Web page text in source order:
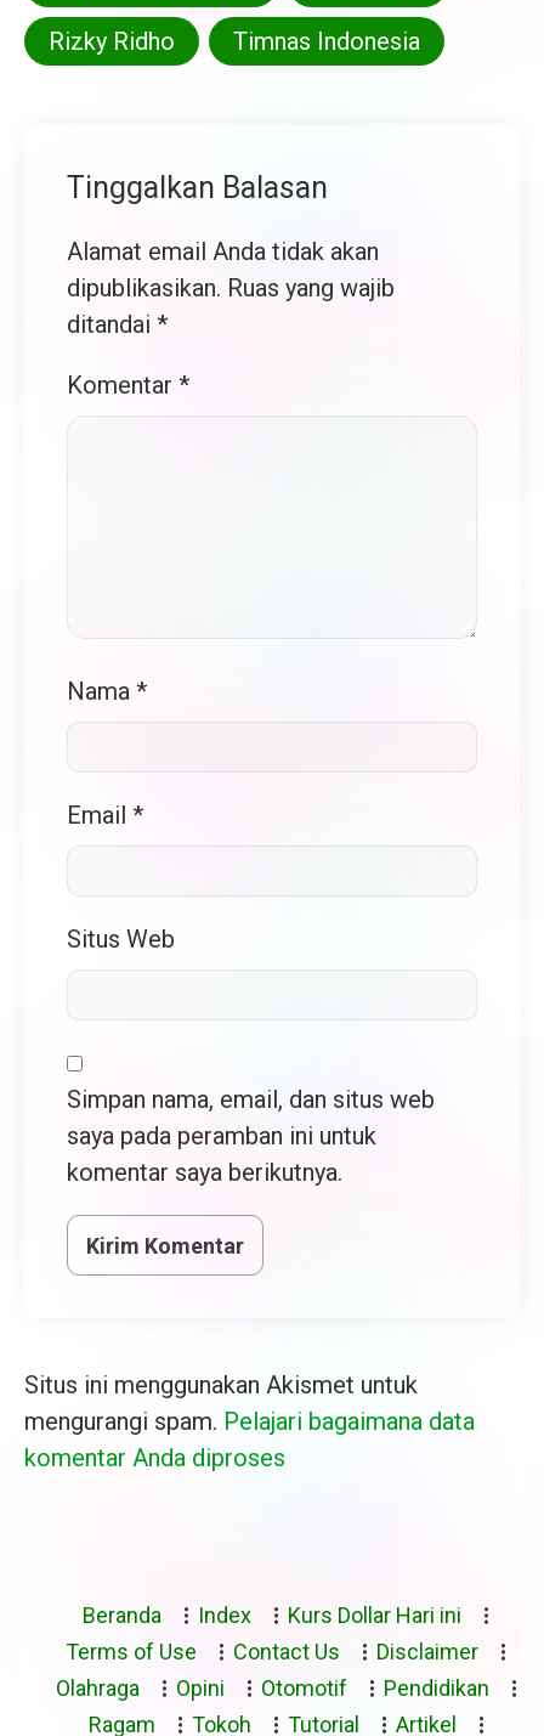
Rizky Ridho
Timnas Indonesia
Tinggalkan Balasan
Alamat email Anda tidak akan
dipublikasikan. Ruas yang wajib
ditandai *
Komentar *
Nama *
Email *
Situs Web
Simpan nama, email, dan situs web
saya pada peramban ini untuk
komentar saya berikutnya.
Situs ini menggunakan Akismet untuk
mengurangi spam. Pelajari bagaimana data
komentar Anda diproses
Beranda Index
Kurs Dollar Hari ini
Terms of Use
Contact Us
Disclaimer
Olahraga
Opini Otomotif
Pendidikan
Ragam
Tokoh Tutorial Artikel